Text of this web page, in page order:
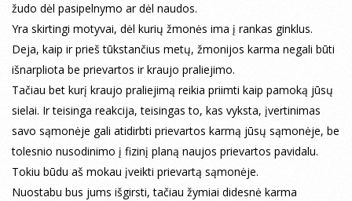
žudo dėl pasipelnymo ar dėl naudos.
Yra skirtingi motyvai, dėl kurių žmonės ima į rankas ginklus.
Deja, kaip ir prieš tūkstančius metų, žmonijos karma negali būti
išnarpliota be prievartos ir kraujo praliejimo.
Tačiau bet kurį kraujo praliejimą reikia priimti kaip pamoką jūsų
sielai. Ir teisinga reakcija, teisingas to, kas vyksta, įvertinimas
savo sąmonėje gali atidirbti prievartos karmą jūsų sąmonėje, be
tolesnio nusodinimo į fizinį planą naujos prievartos pavidalu.
Tokiu būdu aš mokau įveikti prievartą sąmonėje.
Nuostabu bus jums išgirsti, tačiau žymiai didesnė karma